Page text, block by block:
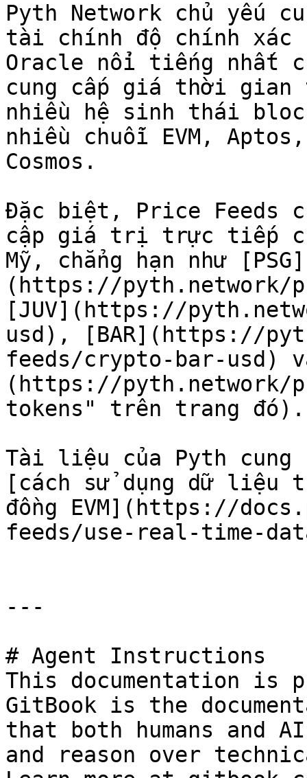
Pyth Network chủ yếu
tài chính độ chính xác
Oracle nổi tiếng nhất
cung cấp giá thời
nhiều hệ sinh thái
nhiều chuỗi EVM,
Cosmos.
Đặc biệt, Price Feeds
cập giá trị trực tiếp
Mỹ, chẳng hạn như [PSG]
(https://pyth.network/
[JUV](https://
usd), [BAR](https://
feeds/crypto-bar-usd)
(https://pyth.network/
tokens" trên trang đó).
Tài liệu của Pyth
[cách sử dụng dữ liệu
đồng EVM](https://
feeds/use-real-time-
---
# Agent Instructions
This documentation is
GitBook is the
that both humans and
and reason over